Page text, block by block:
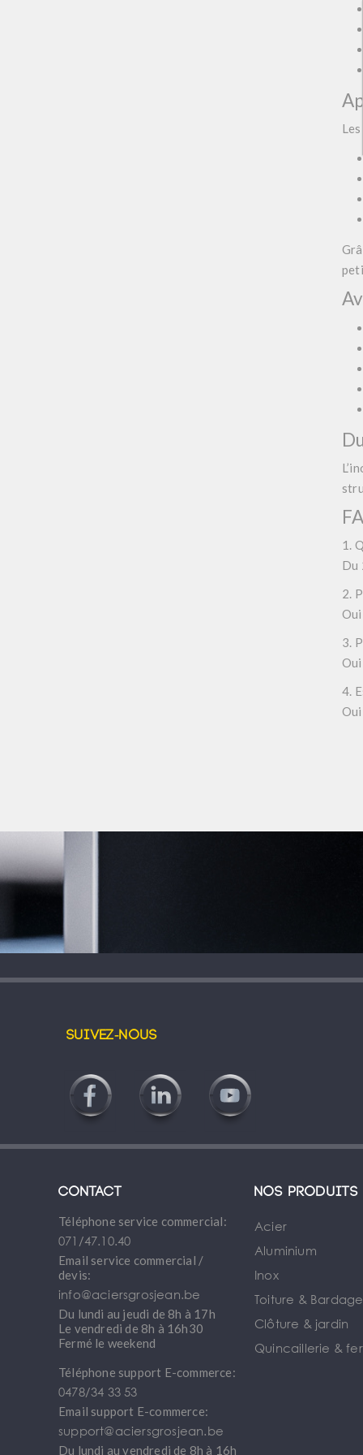
1.
Du
2.
3.
4.
Suivez-nous
Contact
Téléphone service commercial:
071/47.10.40
Email service commercial /
devis:
info@aciersgrosjean.be
Du lundi au jeudi de 8h à 17h
Le vendredi de 8h à 16h30
Fermé le weekend
Téléphone support E-commerce:
0478/34 33 53
Email support E-commerce:
support@aciersgrosjean.be
Du lundi au vendredi de 8h à 16h
Nos produits
Acier
Aluminium
Inox
Toiture & Bardage
Clôture & jardin
Quincaillerie &